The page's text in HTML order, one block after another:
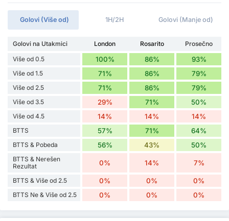
Golovi (Više od) 1H/2H Golovi (Manje od)
Golovi na Utakmici London Rosarito
Prosečno
Više od 0.5
100% 86% 93%
Više od 1.5 71% 86% 79%
Više od 2.5 71% 86% 79%
Više od 3.5 29% 71% 50%
Više od 4.5 14% 14% 14%
BTTS 57% 71% 64%
BTTS & Pobeda 56% 43% 50%
BTTS & Nerešen
Rezultat
0% 14% 7%
BTTS & Više od 2.5 0% 0% 0%
BTTS Ne & Više od 2.5 0% 0% 0%